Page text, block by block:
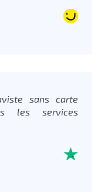
sans carte
les services